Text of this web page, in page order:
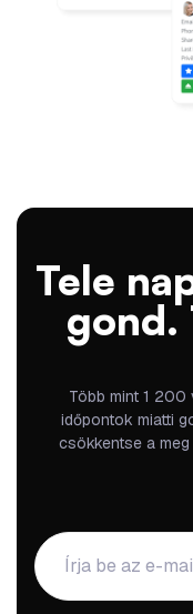
Tele
gond.
Több mint 1 200
időpontok miatti
csökkentse a